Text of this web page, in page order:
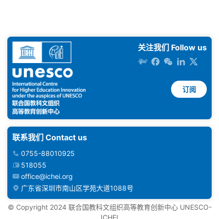
关注我们 Follow us
订阅
联系我们 Contact us
0755-88010925
518055
office@ichei.org
广东省深圳市南山区学苑大道1088号
©️ Copyright 2024 联合国教科文组织高等教育创新中心 UNESCO-